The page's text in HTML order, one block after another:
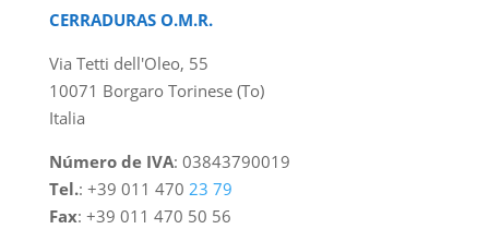
CERRADURAS O.M.R.
Via Tetti dell'Oleo, 55
10071 Borgaro Torinese (To)
Italia
Número de IVA: 03843790019
Tel.: +39 011 470 23 79
Fax: +39 011 470 50 56